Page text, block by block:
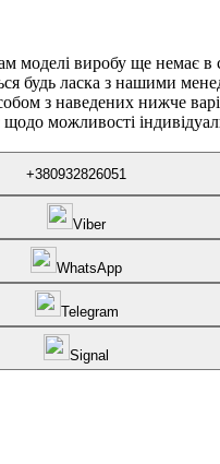
моделі виробу ще немає в
будь ласка з нашими
з наведених нижче
можливості
+380932826051
Viber
WhatsApp
Telegram
Signal